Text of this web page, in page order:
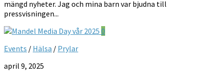
mängd nyheter. Jag och mina barn var bjudna till
pressvisningen...
0
Events / Hälsa / Prylar
april 9, 2025